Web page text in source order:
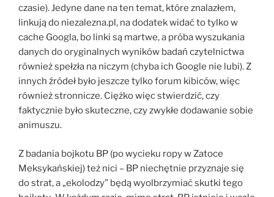
czasie). Jedyne dane na ten temat, które znalazłem,
linkują do niezalezna.pl, na dodatek widać to tylko w
cache Googla, bo linki są martwe, a próba wyszukania
danych do oryginalnych wyników badań czytelnictwa
również spełzła na niczym (chyba ich Google nie lubi). Z
innych źródeł było jeszcze tylko forum kibiców, więc
również stronnicze. Ciężko więc stwierdzić, czy
faktycznie było skuteczne, czy zwykłe dodawanie sobie
animuszu.
Z badania bojkotu BP (po wycieku ropy w Zatoce
Meksykańskiej) też nici – BP niechętnie przyznaje się
do strat, a „ekolodzy” będą wyolbrzymiać skutki tego